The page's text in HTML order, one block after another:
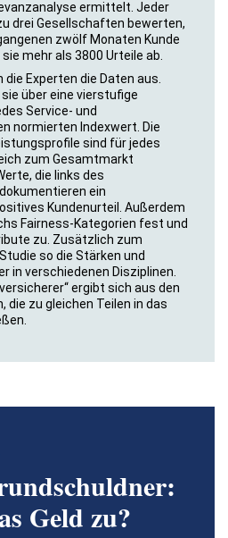
ermittelt. Jeder
drei Gesellschaften bewerten,
zwölf Monaten Kunde
mehr als 3800 Urteile ab.
Experten die Daten aus.
über eine vierstufige
Service- und
normierten Indexwert. Die
sind für jedes
zum Gesamtmarkt
die links des
ein
Kundenurteil. Außerdem
Fairness-Kategorien fest und
zu. Zusätzlich zum
so die Stärken und
in verschiedenen Disziplinen.
ergibt sich aus den
die zu gleichen Teilen in das
Geld zu?